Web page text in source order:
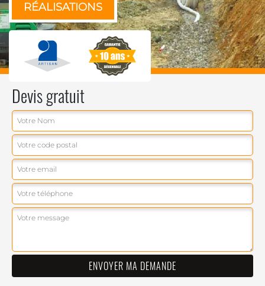
RÉALISATIONS
Devis gratuit